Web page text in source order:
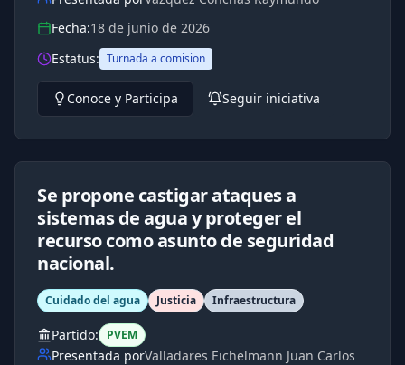
Fecha:18 de junio de 2026
Estatus: Turnada a comision
Conoce y Participa Seguir iniciativa
Se propone castigar ataques a
sistemas de agua y proteger el
recurso como asunto de seguridad
nacional.
Cuidado del agua Justicia Infraestructura
Partido: PVEM
Presentada porValladares Eichelmann Juan Carlos